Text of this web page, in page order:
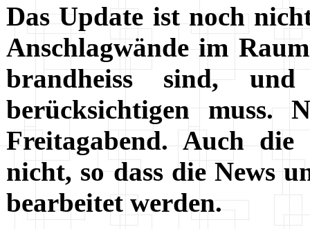
Das Update ist noch
Anschlagwände im
brandheiss sind,
berücksichtigen
Freitagabend. Auch
nicht, so dass die News
bearbeitet werden.